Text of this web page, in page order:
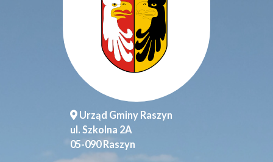
Urząd Gminy Raszyn
ul. Szkolna 2A
05-090 Raszyn